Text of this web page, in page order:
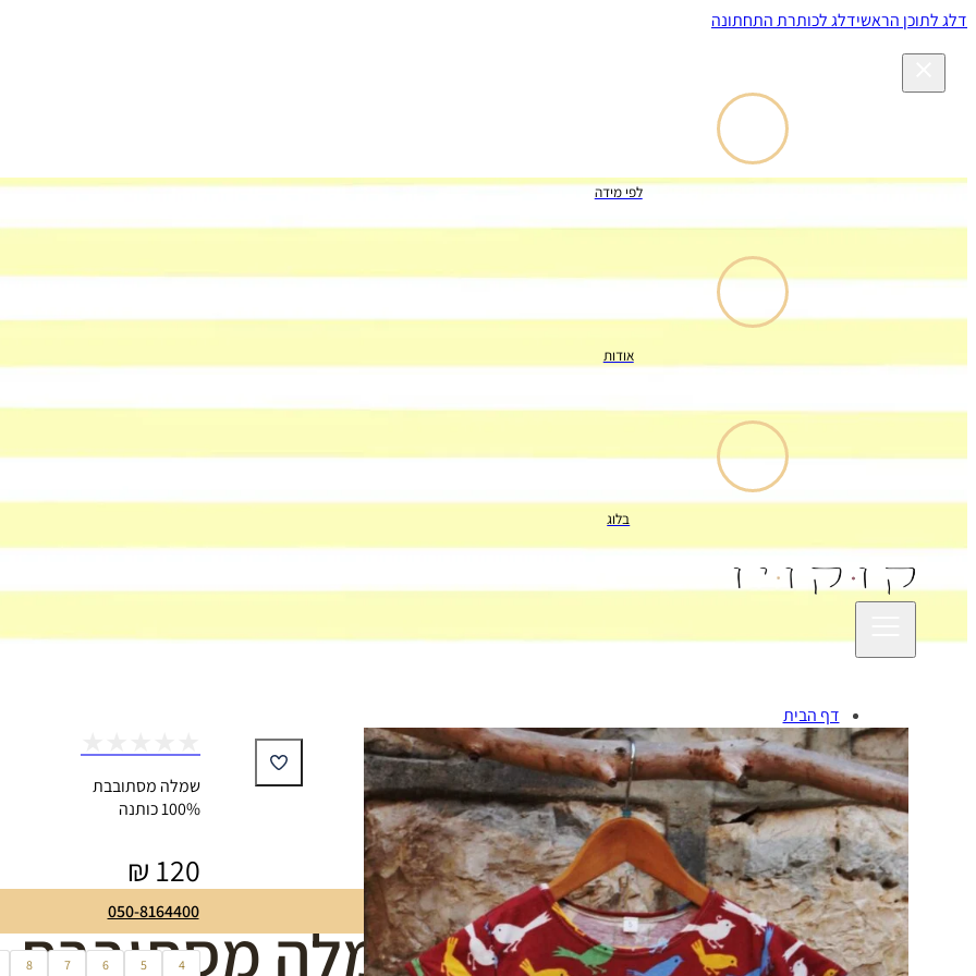
דלג לתוכן הראשידלג לכותרת התחתונה
לפי מידה
אודות
בלוג
דף הבית
שמלות חוסן
שמלות מסתובבות
שמלות פלמנקו
שמלות צועניות
צור קשר
050-8164400
ציפורי ציפורי ציפורי שמלה מסתובבת
שמלה מסתובבת
100% כותנה
₪ 120
4
5
6
7
8